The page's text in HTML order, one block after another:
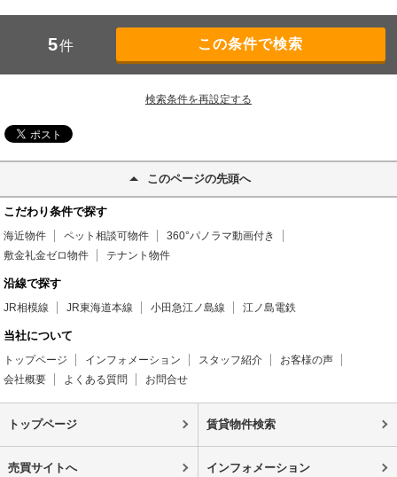
5件
検索条件を再設定する
このページの先頭へ
こだわり条件で探す
海近物件 ペット相談可物件
360°パノラマ動画付き
敷金礼金ゼロ物件
テナント物件
沿線で探す
JR相模線 JR東海道本線 小田急江ノ島線 江ノ島電鉄
当社について
トップページ インフォメーション スタッフ紹介
お客様の声
会社概要
よくある質問 お問合せ
トップページ 賃貸物件検索
売買サイトへ インフォメーション